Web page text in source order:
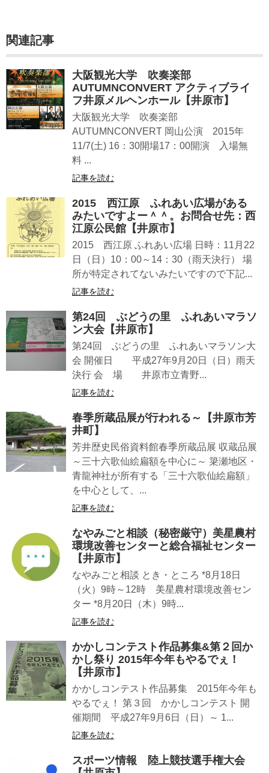
関連記事
大阪観光大学 吹奏楽部
AUTUMNCONVERT アクティブライ
フ井原メルヘンホール【井原市】
大阪観光大学 吹奏楽部
AUTUMNCONVERT 岡山公演 2015年
11/7(土) 16：30開場17：00開演 入場無
料 ...
記事を読む
2015 西江原 ふれあい広場がある
みたいですよー＾＾。お問合せ先：西
江原公民館【井原市】
2015 西江原 ふれあい広場 日時：11月22
日（日）10：00～14：30（雨天決行） 場
所が特定されてないみたいですので下記...
記事を読む
第24回 ぶどうの里 ふれあいマラソ
ン大会【井原市】
第24回 ぶどうの里 ふれあいマラソン大
会 開催日 平成27年9月20日（日）雨天
決行 会 場 井原市立青野...
記事を読む
春季所蔵品展が行われる～【井原市芳
井町】
芳井歴史民俗資料館春季所蔵品展 収蔵品展
～三十六歌仙絵扁額を中心に～ 簗瀬地区・
青龍神社が所有する「三十六歌仙絵扁額」
を中心として、...
記事を読む
なやみごと相談（秘密厳守）美星農村
環境改善センターと総合福祉センター
【井原市】
なやみごと相談 とき・ところ *8月18日
（火）9時～12時 美星農村環境改善セン
ター *8月20日（木）9時...
記事を読む
かかしコンテスト作品募集&第２回か
かし祭り 2015年今年もやるでぇ！
【井原市】
かかしコンテスト作品募集 2015年今年も
やるでぇ！ 第３回 かかしコンテスト 開
催期間 平成27年9月6日（日）～ 1...
記事を読む
スポーツ情報 陸上競技選手権大会